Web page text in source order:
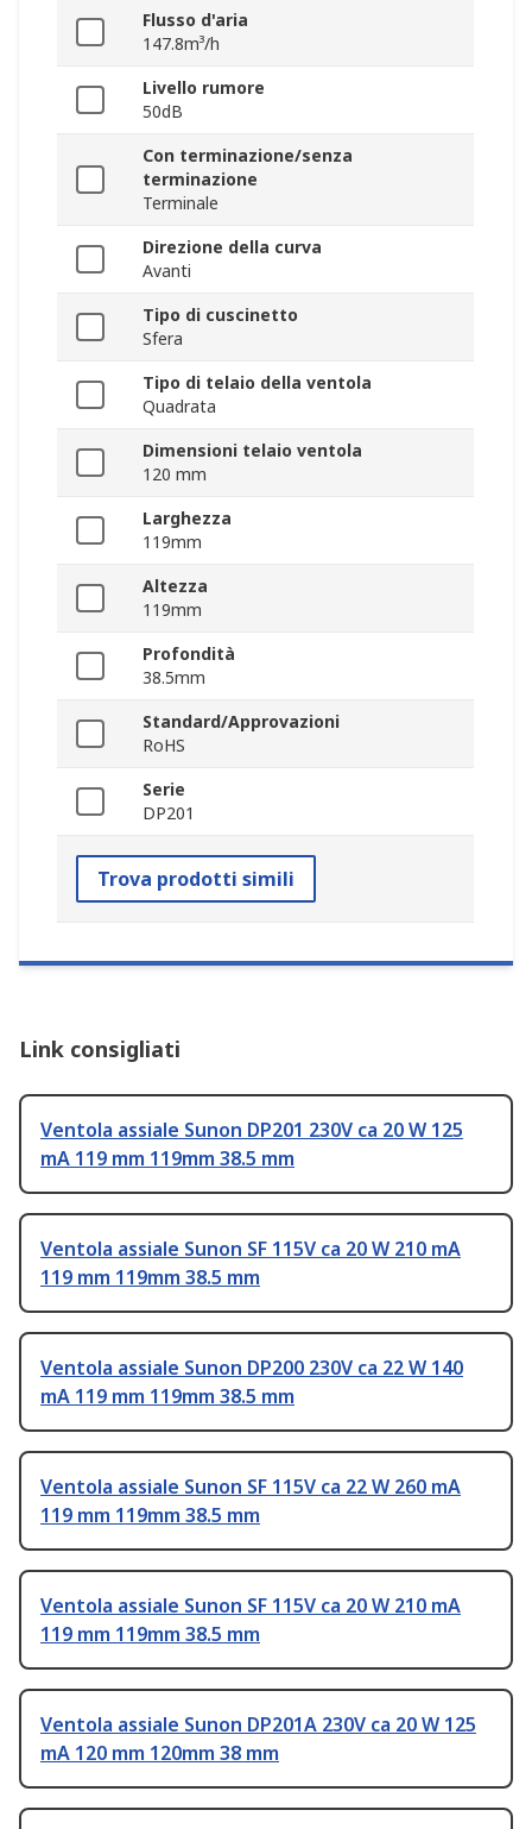
Flusso d'aria
147.8m³/h
Livello rumore
50dB
Con terminazione/senza
terminazione
Terminale
Direzione della curva
Avanti
Tipo di cuscinetto
Sfera
Tipo di telaio della ventola
Quadrata
Dimensioni telaio ventola
120 mm
Larghezza
119mm
Altezza
119mm
Profondità
38.5mm
Standard/Approvazioni
RoHS
Serie
DP201
Trova prodotti simili
Link consigliati
Ventola assiale Sunon DP201 230V ca 20 W 125
mA 119 mm 119mm 38.5 mm
Ventola assiale Sunon SF 115V ca 20 W 210 mA
119 mm 119mm 38.5 mm
Ventola assiale Sunon DP200 230V ca 22 W 140
mA 119 mm 119mm 38.5 mm
Ventola assiale Sunon SF 115V ca 22 W 260 mA
119 mm 119mm 38.5 mm
Ventola assiale Sunon SF 115V ca 20 W 210 mA
119 mm 119mm 38.5 mm
Ventola assiale Sunon DP201A 230V ca 20 W 125
mA 120 mm 120mm 38 mm